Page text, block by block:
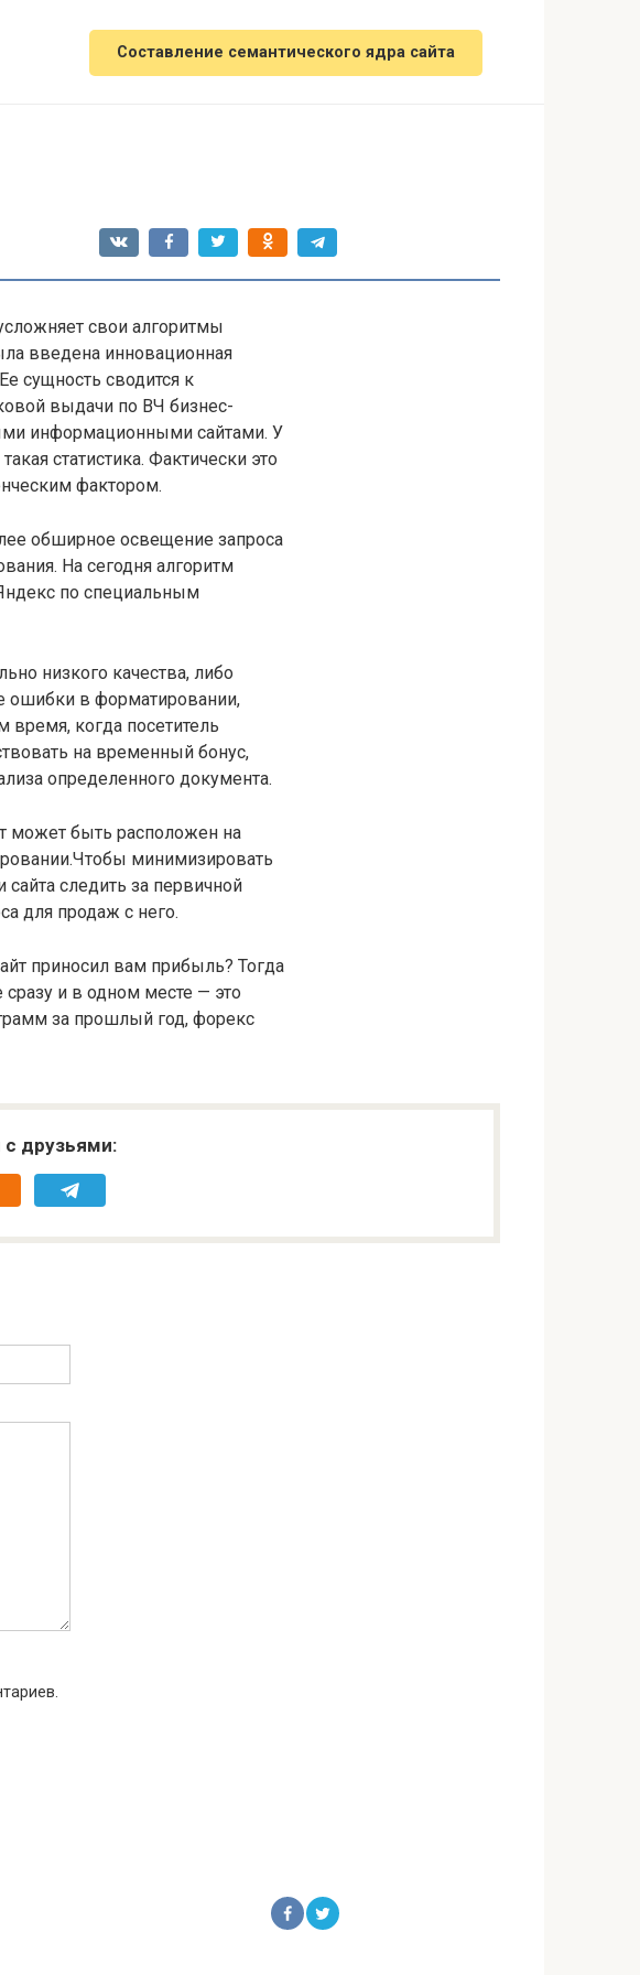
Составление семантического ядра сайта
свои алгоритмы
введена инновационная
сущность сводится к
выдачи по ВЧ бизнес-
информационными сайтами. У
статистика. Фактически это
фактором.
обширное освещение запроса
На сегодня алгоритм
по специальным
низкого качества, либо
ошибки в форматировании,
когда посетитель
на временный бонус,
определенного документа.
может быть расположен на
минимизировать
следить за первичной
для продаж с него.
приносил вам прибыль? Тогда
сразу и в одном месте — это
за прошлый год, форекс
с друзьями: